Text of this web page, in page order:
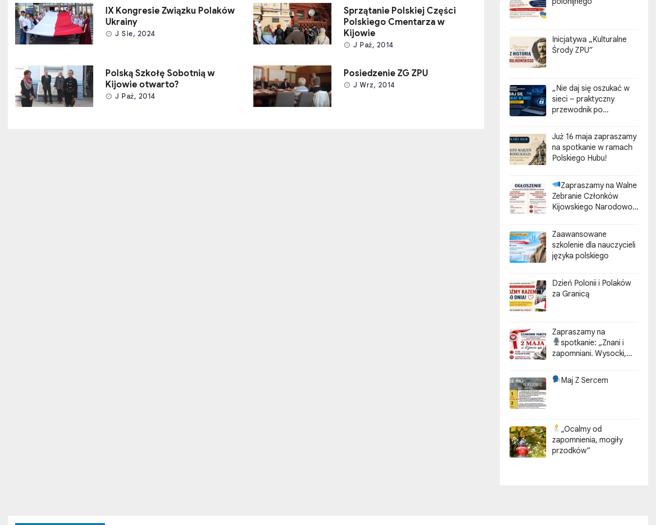
IX Kongresie Związku Polaków
Ukrainy
J Sie, 2024
Sprzątanie Polskiej Części
Polskiego Cmentarza w
Kijowie
J Paź, 2014
Polską Szkołę Sobotnią w
Kijowie otwarto?
J Paź, 2014
Posiedzenie ZG ZPU
J Wrz, 2014
Inicjatywa „Kulturalne
Środy ZPU”
„Nie daj się oszukać w
sieci – praktyczny
przewodnik po
Już 16 maja zapraszamy
na spotkanie w ramach
Polskiego Hubu!
Zapraszamy na Walne
Zebranie Członków
Kijowskiego Narodowo-
Stowarzyszenia Polaków
„ZGODA”
Zaawansowane
szkolenie dla nauczycieli
języka polskiego
Dzień Polonii i Polaków
za Granicą
Zapraszamy na
spotkanie: „Znani i
zapomniani. Wysocki,
historii Kijowa”
Maj Z Sercem
„Ocalmy od
zapomnienia, mogiły
przodków”